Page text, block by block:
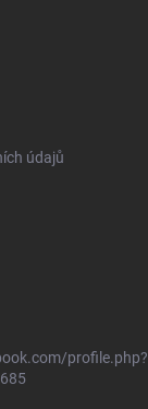
údajů
profile.php?